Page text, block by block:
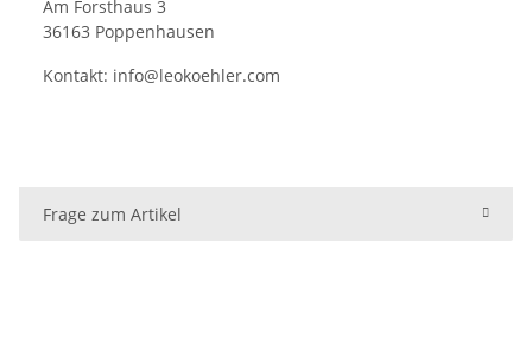
Am Forsthaus 3
36163 Poppenhausen
Kontakt: info@leokoehler.com
Frage zum Artikel